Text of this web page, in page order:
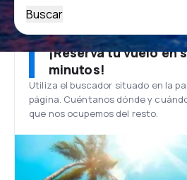
Buscar
¡Reserva tu vuelo en
minutos!
Utiliza el buscador situado en la
página. Cuéntanos dónde y
que nos ocupemos del resto.